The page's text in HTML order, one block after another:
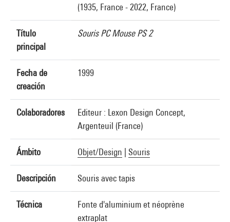
(1935, France - 2022, France)
Título
principal
Souris PC Mouse PS 2
Fecha de
creación
1999
Colaboradores
Editeur : Lexon Design Concept,
Argenteuil (France)
Ámbito Objet/Design Souris
Descripción Souris avec tapis
Técnica
Fonte d'aluminium et néoprène
extraplat